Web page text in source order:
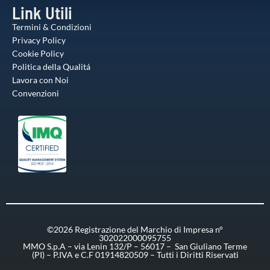
Link Utili
Termini & Condizioni
Privacy Policy
Cookie Policy
Politica della Qualitá
Lavora con Noi
Convenzioni
©2026 Registrazione del Marchio di Impresa n°
302022000095755
MMO S.p.A – via Lenin 132/P – 56017 – San Giuliano Terme
(PI) – P.IVA e C.F 01914820509 – Tutti i Diritti Riservati